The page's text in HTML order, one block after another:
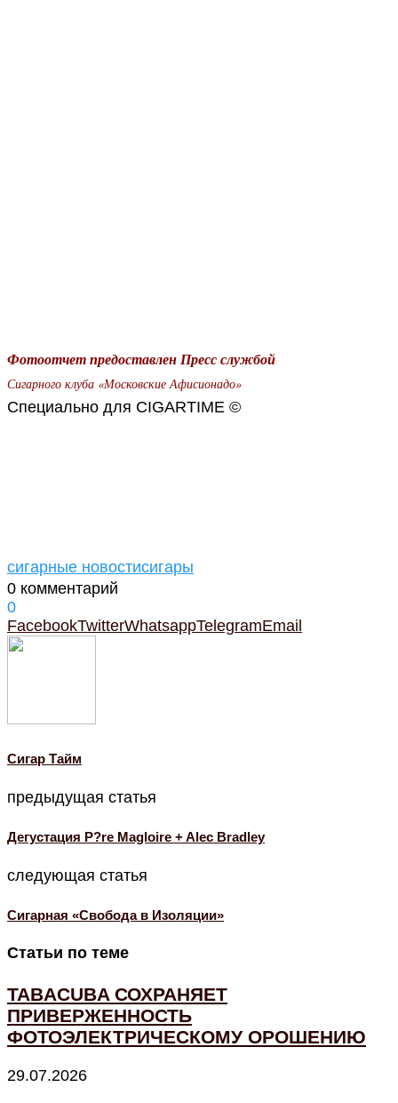
Фотоотчет предоставлен Пресс службой
Сигарного клуба «Московские Афисионадо»
Специально для CIGARTIME ©
сигарные новостисигары
0 комментарий
0
FacebookTwitterWhatsappTelegramEmail
Cигар Тайм
предыдущая статья
Дегустация P?re Magloire + Aleс Bradley
следующая статья
Сигарная «Свобода в Изоляции»
Статьи по теме
TABACUBA СОХРАНЯЕТ
ПРИВЕРЖЕННОСТЬ
ФОТОЭЛЕКТРИЧЕСКОМУ ОРОШЕНИЮ
29.07.2026